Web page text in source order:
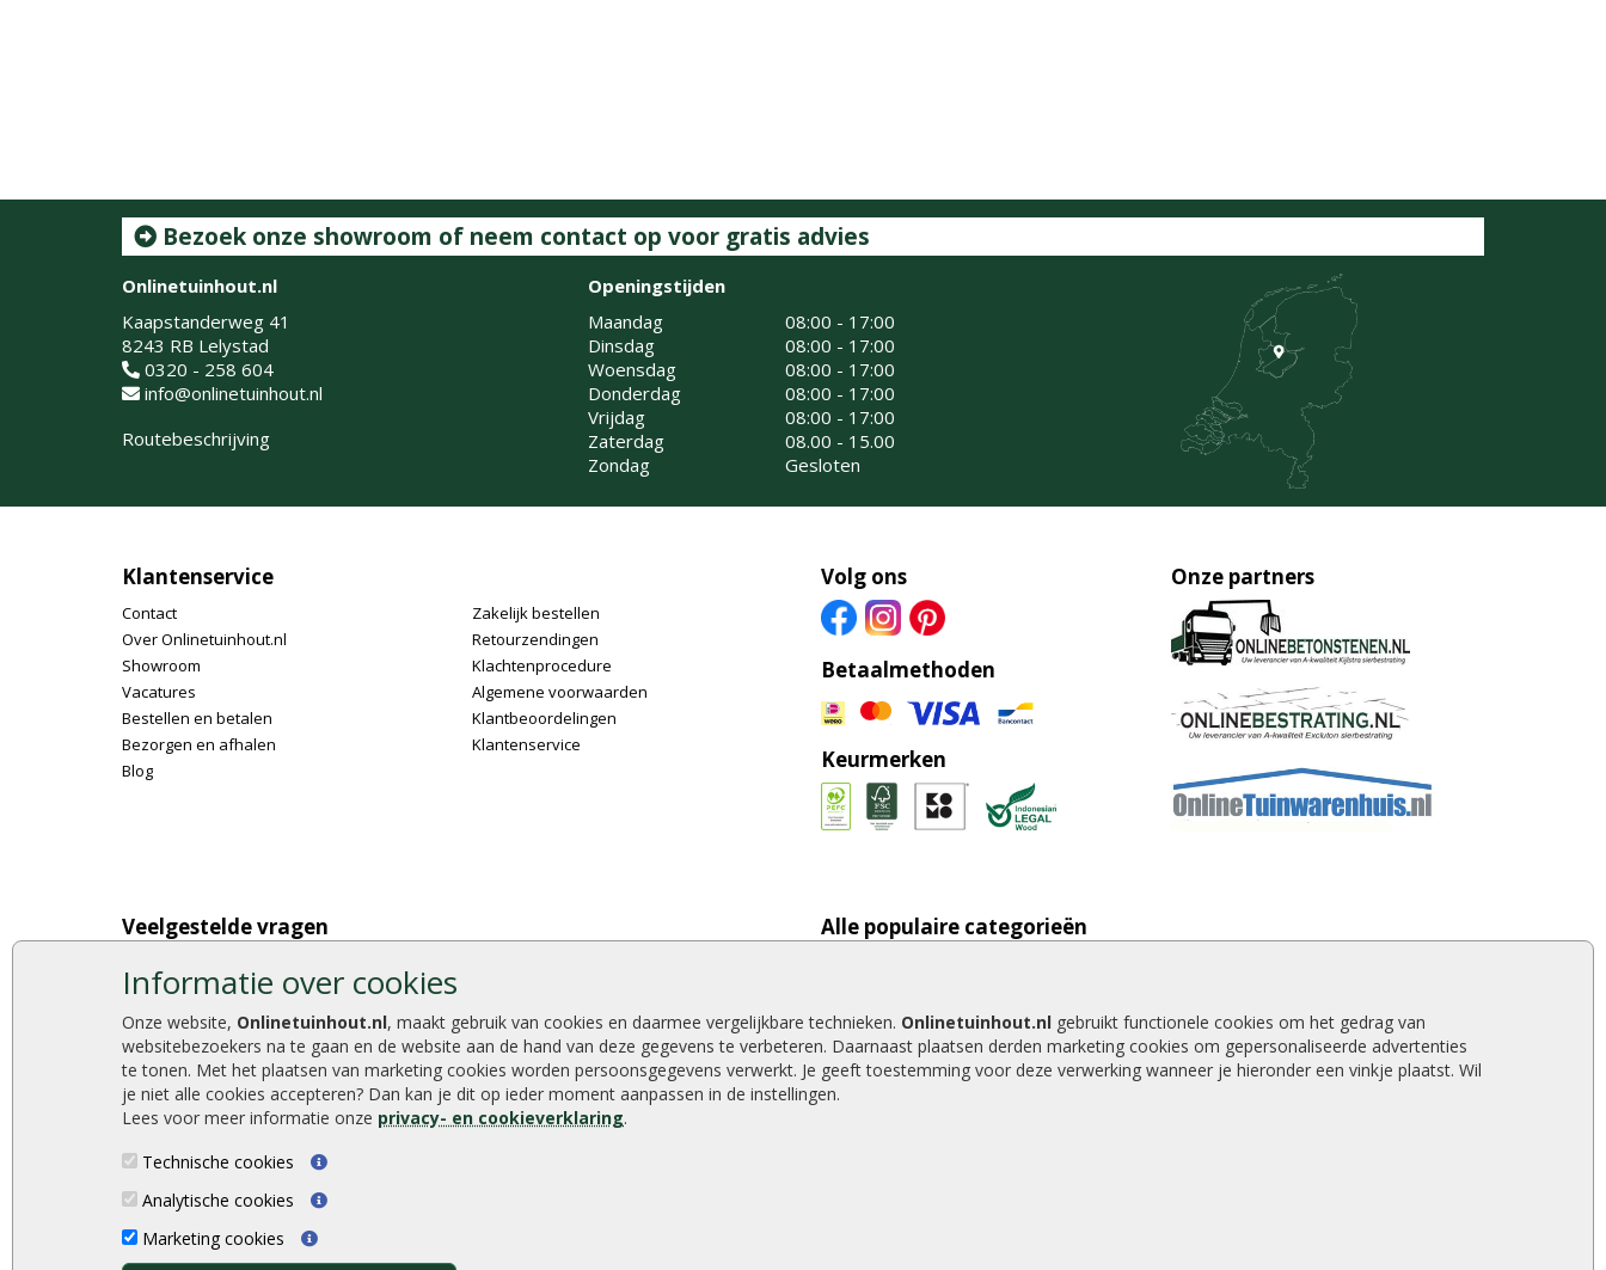
Informatie over cookies
Onze website, Onlinetuinhout.nl, maakt gebruik van cookies en daarmee vergelijkbare technieken. Onlinetuinhout.nl gebruikt functionele cookies om het gedrag van
websitebezoekers na te gaan en de website aan de hand van deze gegevens te verbeteren. Daarnaast plaatsen derden marketing cookies om gepersonaliseerde advertenties
te tonen. Met het plaatsen van marketing cookies worden persoonsgegevens verwerkt. Je geeft toestemming voor deze verwerking wanneer je hieronder een vinkje plaatst. Wil
je niet alle cookies accepteren? Dan kan je dit op ieder moment aanpassen in de instellingen.
Lees voor meer informatie onze privacy- en cookieverklaring.
Technische cookies
Analytische cookies
Marketing cookies
Bezoek onze showroom of neem contact op voor gratis advies
Onlinetuinhout.nl
Kaapstanderweg 41
8243 RB Lelystad
0320 - 258 604
info@onlinetuinhout.nl
Routebeschrijving
Openingstijden
Maandag
08:00 - 17:00
Dinsdag
08:00 - 17:00
Woensdag
08:00 - 17:00
Donderdag
08:00 - 17:00
Vrijdag
08:00 - 17:00
Zaterdag
08.00 - 15.00
Zondag
Gesloten
Klantenservice
Contact
Over Onlinetuinhout.nl
Showroom
Vacatures
Bestellen en betalen
Bezorgen en afhalen
Blog
Zakelijk bestellen
Retourzendingen
Klachtenprocedure
Algemene voorwaarden
Klantbeoordelingen
Klantenservice
Volg ons
Betaalmethoden
Keurmerken
Onze partners
Veelgestelde vragen
Berekenen van de hoeveelheid
Foto's en voorbeelden
Montage
Gekeurd hout
De fundering van een vlonder leggen
Hoe zelf een houten overkapping maken
De 9 beste tuinschermen van
Onlinetuinhout.nl
Stijlvolle houtsoorten voor in de tuin
Duurzame tuin
Welke palen voor een schapenhek
Alle populaire categorieën
Vlonderplanken
Tuinpalen
Tuinhekken
Tuinhuizen
Schuttingplanken
Steigerplanken
Douglas hout
Onlinetuinhout.nl ©2026